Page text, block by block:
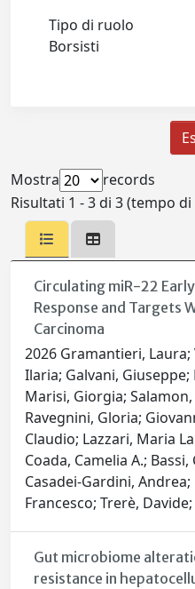
Tipo di ruolo
Borsisti
Mostra
records
Risultati 1 - 3 di 3 (tempo
Circulating miR-22
Response and Targets
Carcinoma
2026 Gramantieri, Laura;
Ilaria; Galvani,
Marisi, Giorgia;
Ravegnini, Gloria;
Claudio; Lazzari, Maria
Coada, Camelia A.;
Casadei-Gardini,
Francesco; Trerè,
Gut microbiome
resistance in